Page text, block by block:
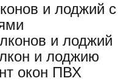
и лоджий с
и лоджий
и лоджию
окон ПВХ